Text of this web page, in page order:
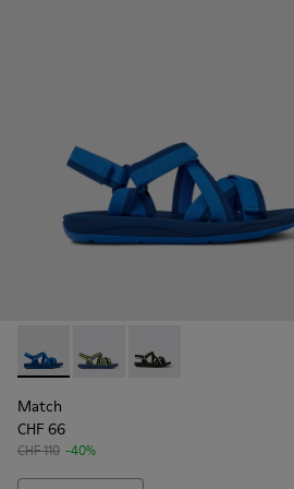
Match - K100781-004 -
Match - K100781-008 -
Match - K100781-
Match
CHF 66
CHF 110 -40%